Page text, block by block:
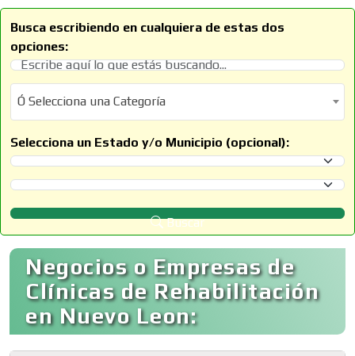
Busca escribiendo en cualquiera de estas dos
opciones:
Ó Selecciona una Categoría
Ó Selecciona una Categoría
Selecciona un Estado y/o Municipio (opcional):
Selecciona un Estado
Selecciona un Municipio
Buscar
Negocios o Empresas de
Clínicas de Rehabilitación
en Nuevo Leon: